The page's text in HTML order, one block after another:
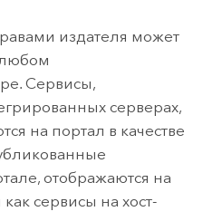
издателя может
Сервисы,
серверах,
на портал в качестве
отображаются на
сервисы на хост-